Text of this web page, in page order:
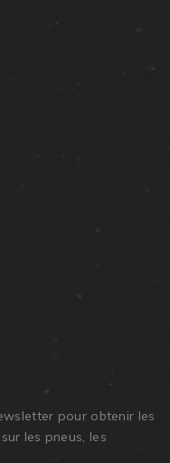
pour obtenir les
les pneus, les